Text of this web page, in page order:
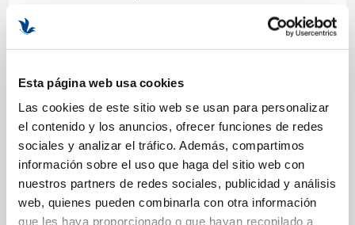
Esta página web usa cookies
Las cookies de este sitio web se usan para personalizar
el contenido y los anuncios, ofrecer funciones de redes
sociales y analizar el tráfico. Además, compartimos
información sobre el uso que haga del sitio web con
nuestros partners de redes sociales, publicidad y análisis
web, quienes pueden combinarla con otra información
que les haya proporcionado o que hayan recopilado a
Menta, Madera Cadier, Manzanilla Romana,Tomillo timol, Pino
INGREDIENTES:
AQUA (WATER),
GLYCERIN,
PROPANEDIOL,
CAPRYLYL/CAPRYL GLUCOSIDE,
AMMONIUM ACRYLOYLDIMETHYLTAURATE/VP COPOLYMER,
PENTYLENE GLYCOL,
SODIUM CARBOMER,
HYDROXYACETOPHENONE,